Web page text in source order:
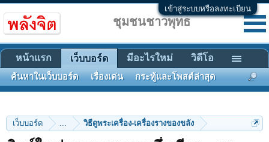
เข้าสู่ระบบหรือลงทะเบียน
เว็บบอร์ด ... วิธีดูพระเครื่อง-เครื่องรางของขลัง
ชุมชนชาวพุทธ
หน้าแรก เว็บบอร์ด
ค้นหาในเว็บบอร์ด เรื่องเด่น กระทู้และโพสต์ล่าสุด
มีอะไรใหม่ วิดีโอ